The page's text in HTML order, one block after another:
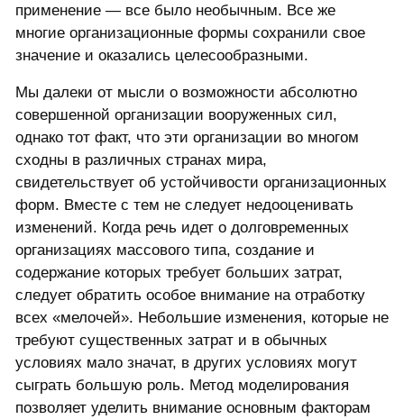
применение — все было необычным. Все же
многие организационные формы сохранили свое
значение и оказались целесообразными.
Мы далеки от мысли о возможности абсолютно
совершенной организации вооруженных сил,
однако тот факт, что эти организации во многом
сходны в различных странах мира,
свидетельствует об устойчивости организационных
форм. Вместе с тем не следует недооценивать
изменений. Когда речь идет о долговременных
организациях массового типа, создание и
содержание которых требует больших затрат,
следует обратить особое внимание на отработку
всех «мелочей». Небольшие изменения, которые не
требуют существенных затрат и в обычных
условиях мало значат, в других условиях могут
сыграть большую роль. Метод моделирования
позволяет уделить внимание основным факторам